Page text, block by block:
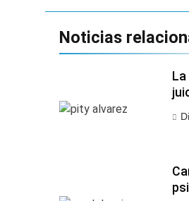
Noticias